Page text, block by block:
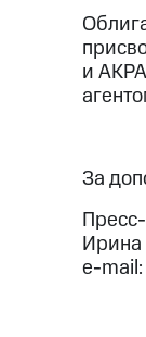
и
За
e-mail: